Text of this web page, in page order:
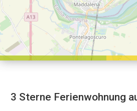
3 Sterne Ferienwohnung